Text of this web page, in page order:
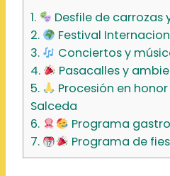
1.
Desfile de carrozas
2.
Festival
3.
Conciertos y
4.
Pasacalles y
5.
Procesión en
Salceda
6.
Programa
7.
Programa de